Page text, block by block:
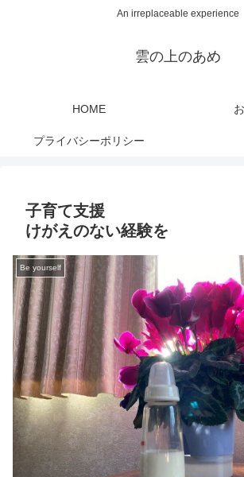
An irreplaceable experience
雲の上のあめ
HOME
プライバシーポリシー
子育て支援 *
けがえのない経験を
Be yourself